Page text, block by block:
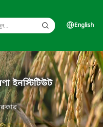
English
ইনস্টিটিউট